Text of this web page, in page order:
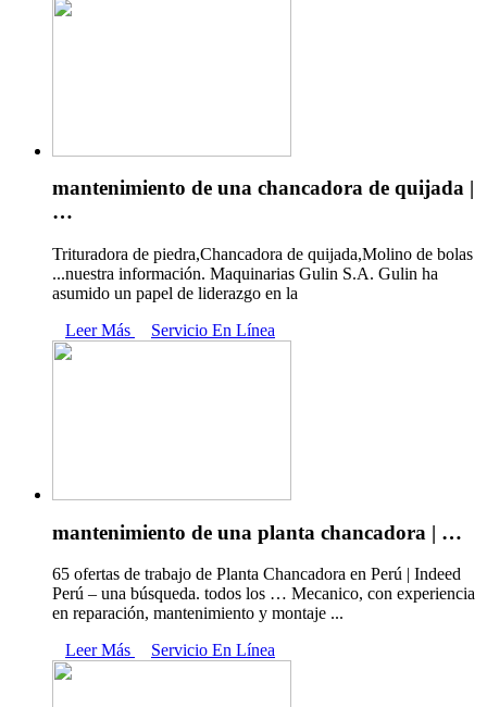
mantenimiento de una chancadora de quijada |
…
Trituradora de piedra,Chancadora de quijada,Molino de bolas
...nuestra información. Maquinarias Gulin S.A. Gulin ha
asumido un papel de liderazgo en la
Leer Más
Servicio En Línea
mantenimiento de una planta chancadora | …
65 ofertas de trabajo de Planta Chancadora en Perú | Indeed
Perú – una búsqueda. todos los … Mecanico, con experiencia
en reparación, mantenimiento y montaje ...
Leer Más
Servicio En Línea